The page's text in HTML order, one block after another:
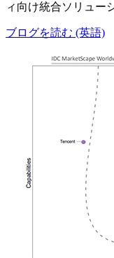
ィ向け統合ソリュー
ブログを読む (英語)